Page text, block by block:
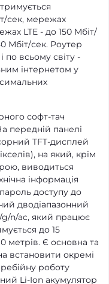
сек, мережах
LTE - до 150 Мбіт/
Мбіт/сек. Роутер
по всьому світу -
інтернетом у
софт-тач
передній панелі
TFT-дисплей
на який, крім
виводиться
інформація
доступу до
дводіапазонний
g/n/ac, який працює
до 15
метрів. Є основна та
встановити окремі
роботу
Li-Ion акумулятор